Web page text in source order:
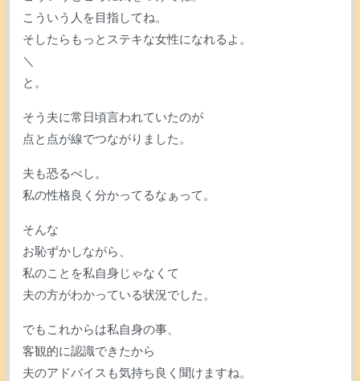
こういう人を目指してね。
そしたらもっとステキな女性になれるよ。
＼
と。
そう夫に常日頃言われていたのが
点と点が線でつながりました。
夫も恐るべし。
私の性格良く分かってるなぁって。
そんな
お恥ずかしながら、
私のことを私自身じゃなくて
夫の方がわかっている状況でした。
でもこれからは私自身の事、
客観的に認識できたから
夫のアドバイスも気持ち良く聞けますね。